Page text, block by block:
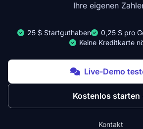
Ihre eigenen
25 $ Startguthaben
0,25 $ pro
Keine Kreditkarte
Live-Demo
Kostenlos starten
Kontakt